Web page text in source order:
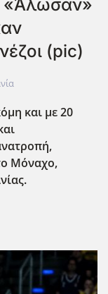
«Άλωσαν»
(pic)
και με 20
Μόναχο,